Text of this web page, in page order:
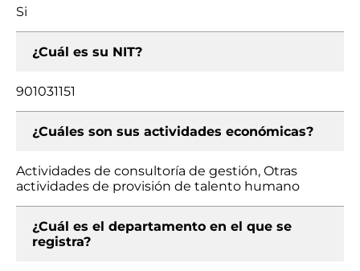
Si
¿Cuál es su NIT?
901031151
¿Cuáles son sus actividades económicas?
Actividades de consultoría de gestión, Otras
actividades de provisión de talento humano
¿Cuál es el departamento en el que se
registra?